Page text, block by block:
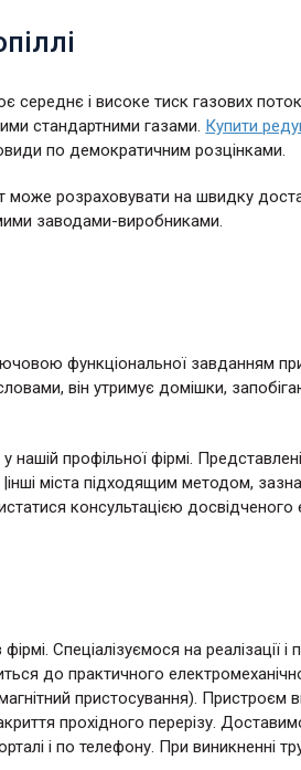
середнє і високе тиск газових
стандартними газами. Купити
по демократичним розцінками.
розраховувати на швидку
заводами-виробниками.
функціональної завданням
він утримує домішки,
профільної фірмі. Представлені
міста підходящим методом,
консультацією досвідченого
Спеціалізуємося на реалізації і
до практичного
пристосування). Пристроєм
прохідного перерізу.
і по телефону. При виникненні